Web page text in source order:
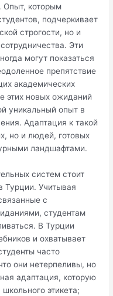
Опыт, которым
подчеркивает
строгости, но и
Эти
могут показаться
препятствие
академических
этих новых ожиданий
уникальный опыт в
Адаптация к такой
но и людей, готовых
ландшафтами.
систем стоит
Турции. Учитывая
с
студентам
В Турции
и охватывает
часто
они нетерпеливы, но
адаптация, которую
этикета;